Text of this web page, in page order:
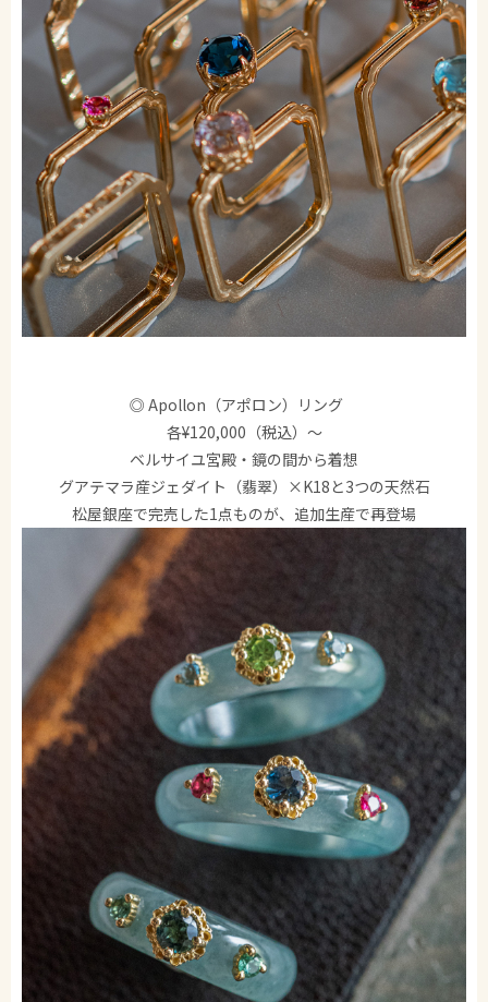
◎ Apollon（アポロン）リング
各¥120,000（税込）～
ベルサイユ宮殿・鏡の間から着想
グアテマラ産ジェダイト（翡翠）×K18と3つの天然石
松屋銀座で完売した1点ものが、追加生産で再登場